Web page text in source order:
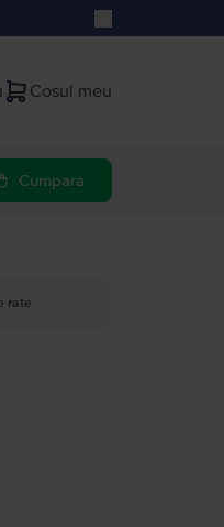
Cosul meu
Cumpara
rate